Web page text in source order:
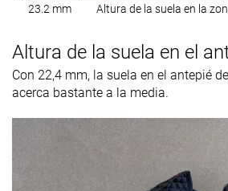
23.2 mm Altura de la suela en la
Altura de la suela en el
Con 22,4 mm, la suela en el antepié
acerca bastante a la media.